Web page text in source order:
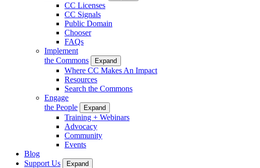
CC Licenses
CC Signals
Public Domain
Chooser
FAQs
Implement
the Commons
Expand
Where CC Makes An Impact
Resources
Search the Commons
Engage
the People
Expand
Training + Webinars
Advocacy
Community
Events
Blog
Support Us
Expand